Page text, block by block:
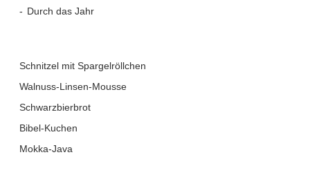
Durch das Jahr
Schnitzel mit Spargelröllchen
Walnuss-Linsen-Mousse
Schwarzbierbrot
Bibel-Kuchen
Mokka-Java